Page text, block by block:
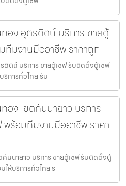
อง อุตรดิตถ์ บริการ ขายตู้
ทีมงานมืออาชีพ ราคาถูก
ดิตถ์ บริการ ขายตู้เซฟ รับติดตั้งตู้เซฟ
การทั่วไทย รับ
อง เขตคันนายาว บริการ
ร้อมทีมงานมืออาชีพ ราคา
นนายาว บริการ ขายตู้เซฟ รับติดตั้งตู้
ห้บริการทั่วไทย ร